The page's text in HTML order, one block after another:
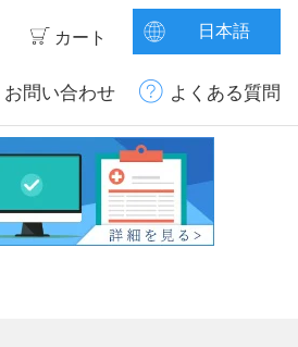
カート 日本語
お問い合わせ よくある質問